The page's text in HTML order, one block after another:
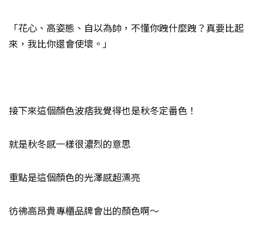
「花心、高姿態、自以為帥，不懂你跩什麼跩？真要比起
來，我比你還會使壞。」
接下來這個顏色波痞我覺得也是秋冬定番色！
就是秋冬感一樣很濃烈的意思
重點是這個顏色的光澤感超漂亮
彷彿高昂貴專櫃品牌會出的顏色啊～